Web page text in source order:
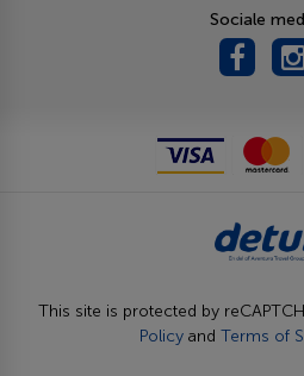
Sociale
This site is protected by
Policy and Terms of